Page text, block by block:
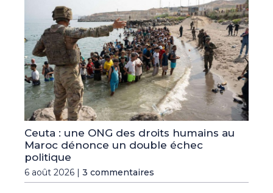
Ceuta : une ONG des droits humains au
Maroc dénonce un double échec
politique
6 août 2026 | 3 commentaires